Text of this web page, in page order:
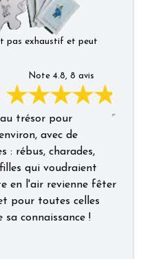
pas exhaustif et peut
Note4.8, 8 avis
au trésor pour
avec de
: rébus, charades,
qui voudraient
en l'air revienne fêter
pour toutes celles
connaissance !